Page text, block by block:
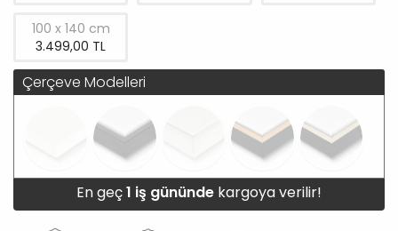
100 x 140 cm
3.499,00 TL
Çerçeve Modelleri
En geç1 iş gününde kargoya verilir!